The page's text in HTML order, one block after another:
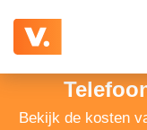
Bekijk de kosten